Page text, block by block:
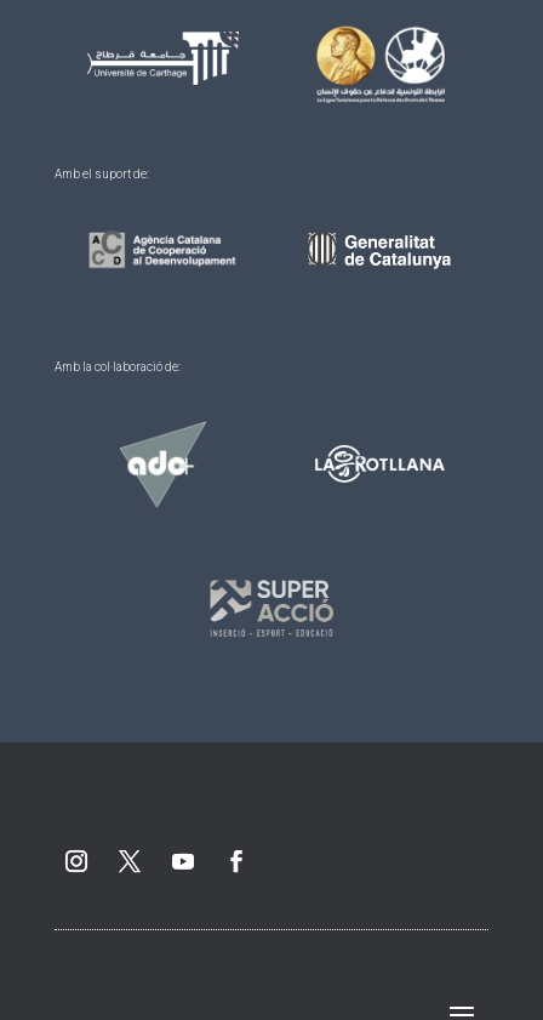
Amb el suport de:
Amb la col·laboració de: